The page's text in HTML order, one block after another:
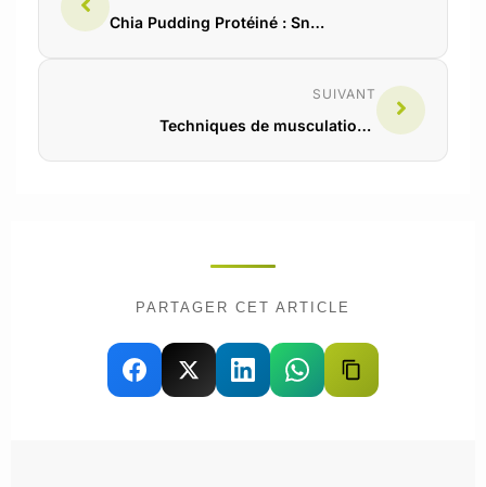
Chia Pudding Protéiné : Snack Healthy et Satisfaisant
SUIVANT
Techniques de musculation pour un dos puissant
PARTAGER CET ARTICLE